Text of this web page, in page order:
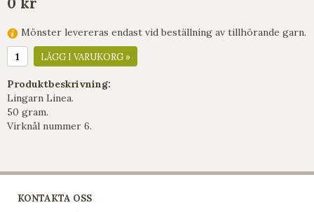
Mönster levereras endast vid beställning av tillhörande garn.
LÄGG I VARUKORG »
Produktbeskrivning:
Lingarn Linea.
50 gram.
Virknål nummer 6.
KONTAKTA OSS